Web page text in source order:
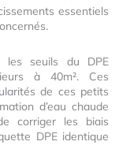
essentiels
les seuils du DPE
à 40m². Ces
de ces petits
d’eau chaude
corriger les biais
DPE identique